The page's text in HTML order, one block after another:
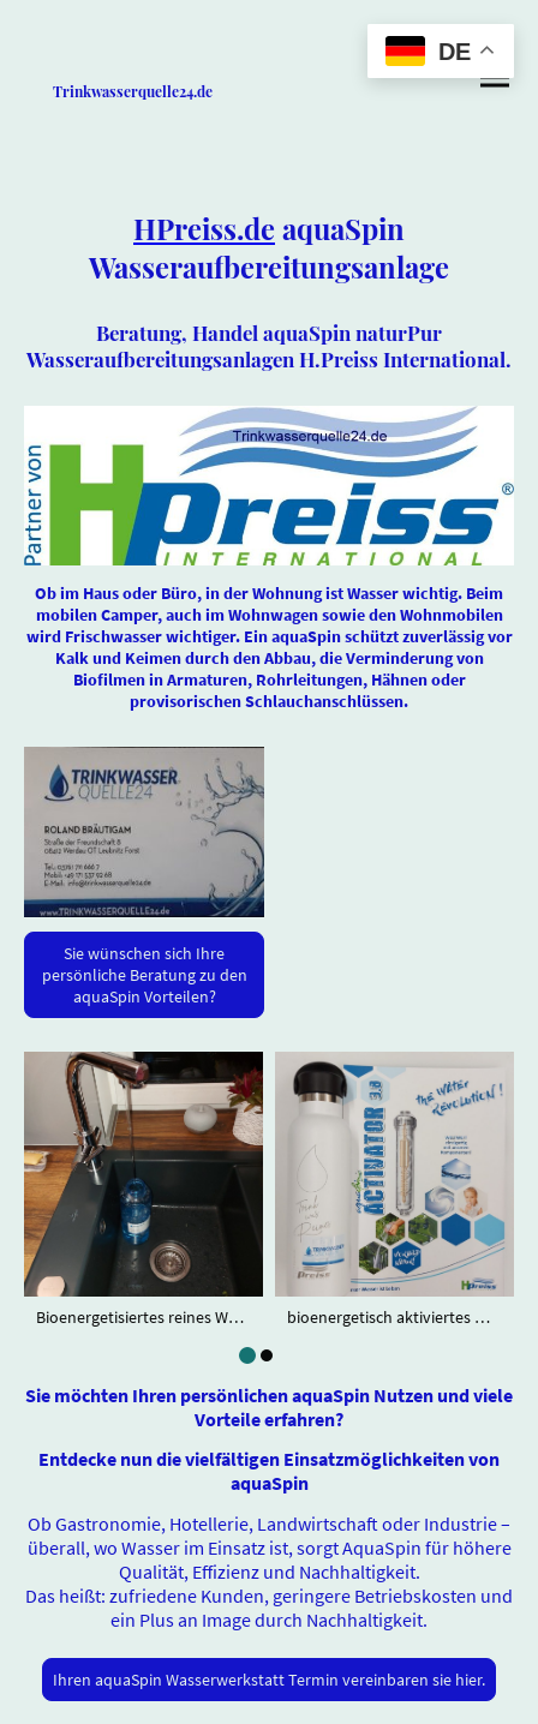
Trinkwasserquelle24.de
HPreiss.de aquaSpin
Wasseraufbereitungsanlage
Beratung, Handel aquaSpin naturPur
Wasseraufbereitungsanlagen H.Preiss International.
Ob im Haus oder Büro, in der Wohnung ist Wasser wichtig. Beim
mobilen Camper, auch im Wohnwagen sowie den Wohnmobilen
wird Frischwasser wichtiger. Ein aquaSpin schützt zuverlässig vor
Kalk und Keimen durch den Abbau, die Verminderung von
Biofilmen in Armaturen, Rohrleitungen, Hähnen oder
provisorischen Schlauchanschlüssen.
Sie wünschen sich Ihre
persönliche Beratung zu den
aquaSpin Vorteilen?
Bioenergetisiertes reines Wasser bioenergetisch aktiviertes Wasser
Sie möchten Ihren persönlichen aquaSpin Nutzen und viele
Vorteile erfahren?
Entdecke nun die vielfältigen Einsatzmöglichkeiten von
aquaSpin
Ob Gastronomie, Hotellerie, Landwirtschaft oder Industrie –
überall, wo Wasser im Einsatz ist, sorgt AquaSpin für höhere
Qualität, Effizienz und Nachhaltigkeit.
Das heißt: zufriedene Kunden, geringere Betriebskosten und
ein Plus an Image durch Nachhaltigkeit.
Ihren aquaSpin Wasserwerkstatt Termin vereinbaren sie hier.
DE